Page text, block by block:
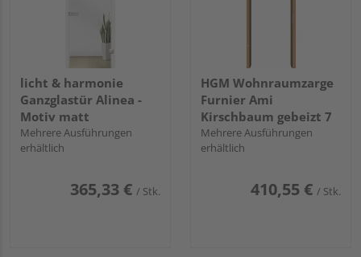
licht & harmonie
Ganzglastür Alinea -
Motiv matt
Mehrere Ausführungen
erhältlich
365,33 € / Stk.
HGM Wohnraumzarge
Furnier Ami
Kirschbaum gebeizt 7
Mehrere Ausführungen
erhältlich
410,55 € / Stk.